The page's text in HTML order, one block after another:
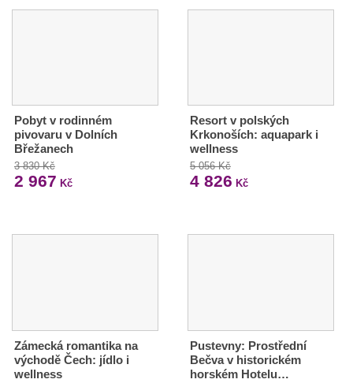
Pobyt v rodinném
pivovaru v Dolních
Břežanech
3 830 Kč
2 967 Kč
Resort v polských
Krkonoších: aquapark i
wellness
5 056 Kč
4 826 Kč
Zámecká romantika na
východě Čech: jídlo i
wellness
Pustevny: Prostřední
Bečva v historickém
horském Hotelu…